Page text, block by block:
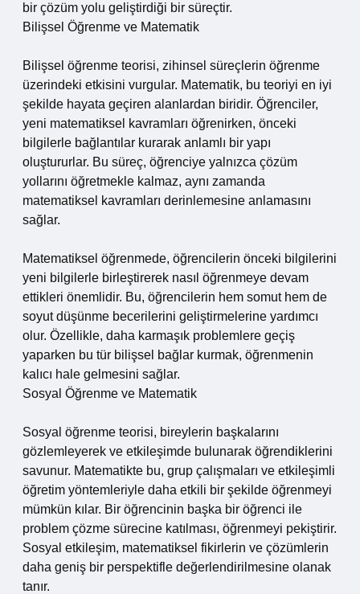
bir çözüm yolu geliştirdiği bir süreçtir.
Bilişsel Öğrenme ve Matematik
Bilişsel öğrenme teorisi, zihinsel süreçlerin öğrenme
üzerindeki etkisini vurgular. Matematik, bu teoriyi en iyi
şekilde hayata geçiren alanlardan biridir. Öğrenciler,
yeni matematiksel kavramları öğrenirken, önceki
bilgilerle bağlantılar kurarak anlamlı bir yapı
oluştururlar. Bu süreç, öğrenciye yalnızca çözüm
yollarını öğretmekle kalmaz, aynı zamanda
matematiksel kavramları derinlemesine anlamasını
sağlar.
Matematiksel öğrenmede, öğrencilerin önceki bilgilerini
yeni bilgilerle birleştirerek nasıl öğrenmeye devam
ettikleri önemlidir. Bu, öğrencilerin hem somut hem de
soyut düşünme becerilerini geliştirmelerine yardımcı
olur. Özellikle, daha karmaşık problemlere geçiş
yaparken bu tür bilişsel bağlar kurmak, öğrenmenin
kalıcı hale gelmesini sağlar.
Sosyal Öğrenme ve Matematik
Sosyal öğrenme teorisi, bireylerin başkalarını
gözlemleyerek ve etkileşimde bulunarak öğrendiklerini
savunur. Matematikte bu, grup çalışmaları ve etkileşimli
öğretim yöntemleriyle daha etkili bir şekilde öğrenmeyi
mümkün kılar. Bir öğrencinin başka bir öğrenci ile
problem çözme sürecine katılması, öğrenmeyi pekiştirir.
Sosyal etkileşim, matematiksel fikirlerin ve çözümlerin
daha geniş bir perspektifle değerlendirilmesine olanak
tanır.